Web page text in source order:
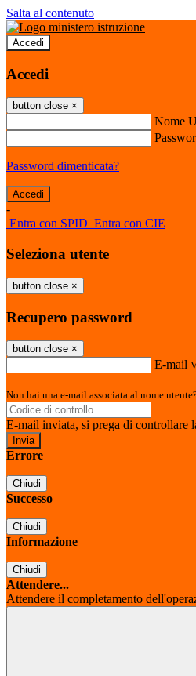
Salta al contenuto
Accedi
Accedi
button close ×
Nome
Password dimenticata?
-
Entra con SPID Entra con CIE
Seleziona utente
button close ×
Recupero password
button close ×
E-mail
Non hai una e-mail associata al nome
E-mail inviata, si prega di controllare
Errore
Chiudi
Successo
Chiudi
Informazione
Chiudi
Attendere...
Attendere il completamento